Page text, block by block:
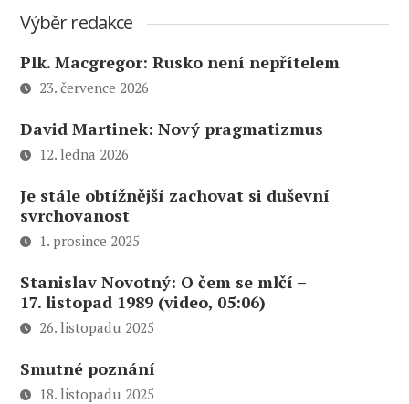
Výběr redakce
Plk. Macgregor: Rusko není nepřítelem
23. července 2026
David Martinek: Nový pragmatizmus
12. ledna 2026
Je stále obtížnější zachovat si duševní
svrchovanost
1. prosince 2025
Stanislav Novotný: O čem se mlčí –
17. listopad 1989 (video, 05:06)
26. listopadu 2025
Smutné poznání
18. listopadu 2025